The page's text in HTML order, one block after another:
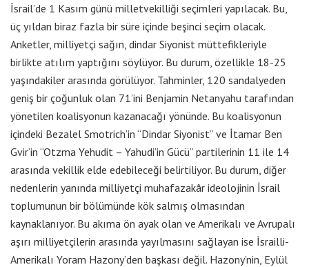
İsrail’de 1 Kasım günü milletvekilliği seçimleri yapılacak. Bu,
üç yıldan biraz fazla bir süre içinde beşinci seçim olacak.
Anketler, milliyetçi sağın, dindar Siyonist müttefikleriyle
birlikte atılım yaptığını söylüyor. Bu durum, özellikle 18-25
yaşındakiler arasında görülüyor. Tahminler, 120 sandalyeden
geniş bir çoğunluk olan 71’ini Benjamin Netanyahu tarafından
yönetilen koalisyonun kazanacağı yönünde. Bu koalisyonun
içindeki Bezalel Smotrich’in “Dindar Siyonist” ve İtamar Ben
Gvir’in “Otzma Yehudit – Yahudi’in Gücü” partilerinin 11 ile 14
arasında vekillik elde edebileceği belirtiliyor. Bu durum, diğer
nedenlerin yanında milliyetçi muhafazakâr ideolojinin İsrail
toplumunun bir bölümünde kök salmış olmasından
kaynaklanıyor. Bu akıma ön ayak olan ve Amerikalı ve Avrupalı
aşırı milliyetçilerin arasında yayılmasını sağlayan ise İsrailli-
Amerikalı Yoram Hazony’den başkası değil. Hazony’nin, Eylül